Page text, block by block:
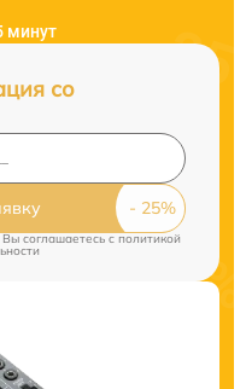
минут
со
Вы соглашаетесь cполитикой